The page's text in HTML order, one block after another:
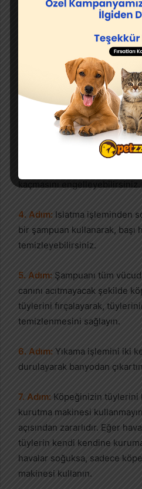
yapmaktan hoşlanmazlar ve
andan itibaren kaçmaya
sergilemeye başlar. Bir anda
girerek korkmaya başlarlar.
oluşmasını önlemek için
sakin ve rahat olmasını
Köpeğinizi yıkamaya
gözüne ve kulağına
gerekir. Bunun için önlem
kaçmasını engelleyebilirsiniz.
4. Adım: Islatma işleminden
bir şampuan kullanarak,
temizleyebilirsiniz.
5. Adım: Şampuanı tüm
canını acıtmayacak şekilde
tüylerini fırçalayarak,
temizlenmesini sağlayın.
6. Adım: Yıkama işlemini iki
durulayarak banyodan
7. Adım: Köpeğinizin tüylerini
kurutma makinesi
açısından zararlıdır. Eğer
tüylerin kendi kendine
havalar soğuksa, sadece
makinesi kullanın.